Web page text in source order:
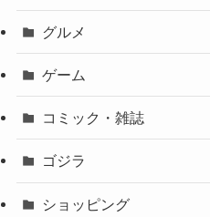
グルメ
ゲーム
コミック・雑誌
ゴジラ
ショッピング